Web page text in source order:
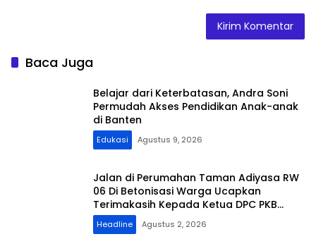
Baca Juga
Belajar dari Keterbatasan, Andra Soni
Permudah Akses Pendidikan Anak-anak
di Banten
Edukasi Agustus 9, 2026
Jalan di Perumahan Taman Adiyasa RW
06 Di Betonisasi Warga Ucapkan
Terimakasih Kepada Ketua DPC PKB
Kabupaten Tangerang dan Kades
Cikuya
Headline Agustus 2, 2026